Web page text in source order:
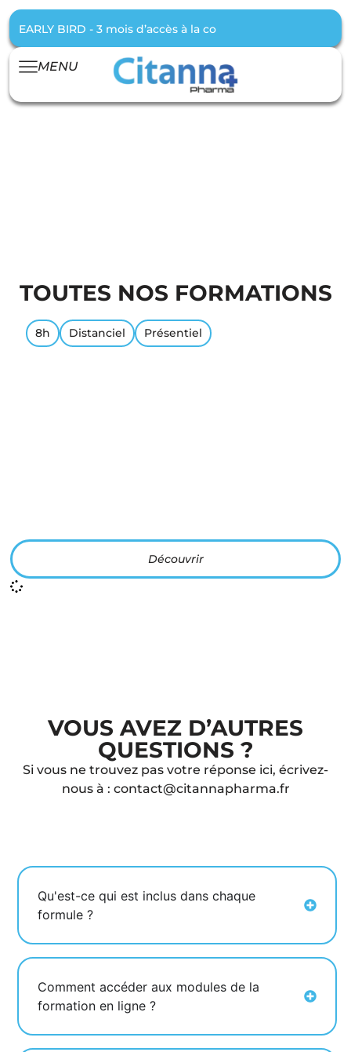
EARLY BIRD - 3 mois d’accès à la communauté offert
MENU
TOUTES NOS FORMATIONS
8h Distanciel Présentiel
Découvrir
VOUS AVEZ D’AUTRES
QUESTIONS ?
Si vous ne trouvez pas votre réponse ici, écrivez-
nous à : contact@citannapharma.fr
Qu'est-ce qui est inclus dans chaque
formule ?
Comment accéder aux modules de la
formation en ligne ?